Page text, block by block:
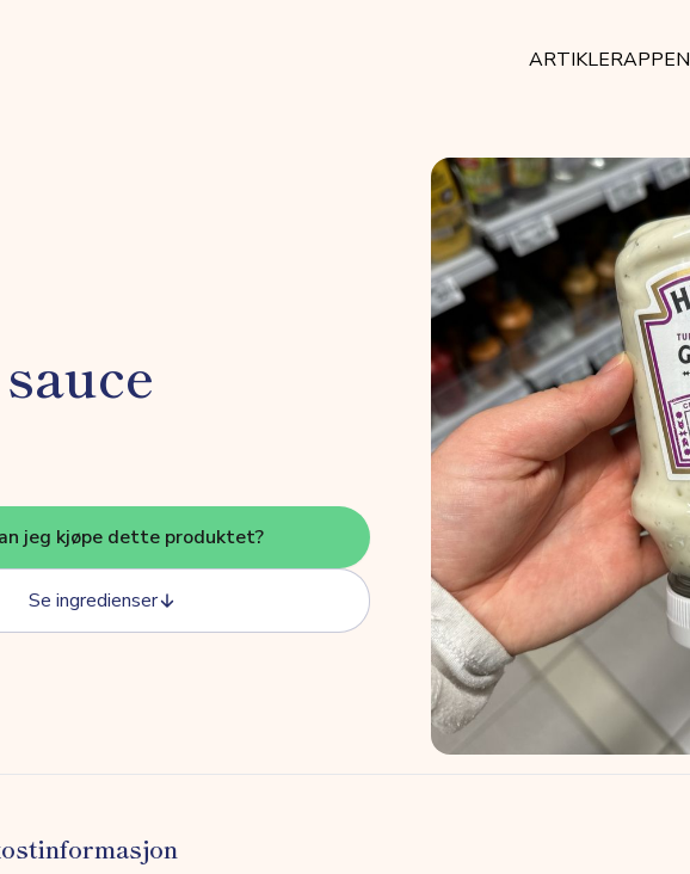
ARTIKLERAPPEN
jeg kjøpe dette produktet?
Se ingredienser